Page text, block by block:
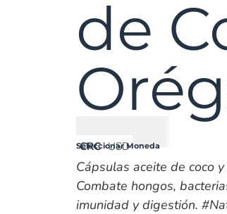
de
CRC USD
Seleccionar Moneda
Cápsulas aceite de coco
Combate hongos,
imunidad y digestión.